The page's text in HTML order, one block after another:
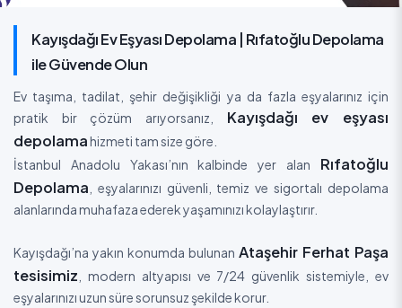
Kayışdağı Ev Eşyası Depolama | Rıfatoğlu Depolama
ile Güvende Olun
Ev taşıma, tadilat, şehir değişikliği ya da fazla eşyalarınız için
pratik bir çözüm arıyorsanız, Kayışdağı ev eşyası
depolamahizmeti tam size göre.
İstanbul Anadolu Yakası’nın kalbinde yer alan Rıfatoğlu
Depolama , eşyalarınızı güvenli, temiz ve sigortalı depolama
alanlarında muhafaza ederek yaşamınızı kolaylaştırır.
Kayışdağı’na yakın konumda bulunan Ataşehir Ferhat Paşa
tesisimiz , modern altyapısı ve 7/24 güvenlik sistemiyle, ev
eşyalarınızı uzun süre sorunsuz şekilde korur.